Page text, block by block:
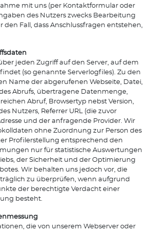
mit uns (per Kontaktformular oder
des Nutzers zwecks Bearbeitung
den Fall, dass Anschlussfragen entstehen,
jeden Zugriff auf den Server, auf dem
(so genannte Serverlogfiles). Zu den
Name der abgerufenen Webseite, Datei,
Abrufs, übertragene Datenmenge,
Abruf, Browsertyp nebst Version,
Nutzers, Referrer URL (die zuvor
und der anfragende Provider. Wir
ohne Zuordnung zur Person des
Profilerstellung entsprechend den
nur für statistische Auswertungen
der Sicherheit und der Optimierung
Wir behalten uns jedoch vor, die
zu überprüfen, wenn aufgrund
der berechtigte Verdacht einer
besteht.
die von unserem Webserver oder